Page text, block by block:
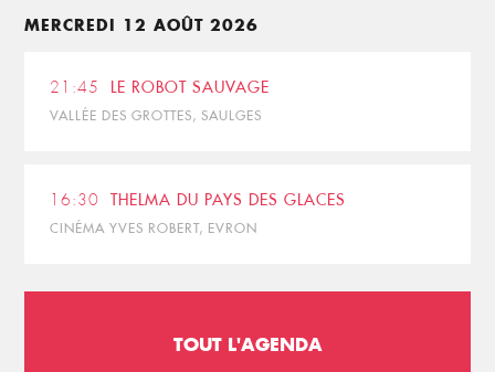
MERCREDI 12 AOÛT 2026
21:45 LE ROBOT SAUVAGE
VALLÉE DES GROTTES, SAULGES
16:30 THELMA DU PAYS DES GLACES
CINÉMA YVES ROBERT, EVRON
TOUT L'AGENDA